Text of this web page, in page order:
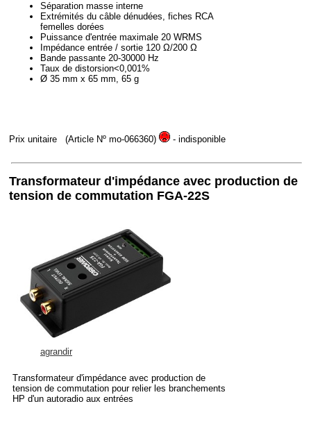
Séparation masse interne
Extrémités du câble dénudées, fiches RCA
femelles dorées
Puissance d'entrée maximale 20 WRMS
Impédance entrée / sortie 120 Ω/200 Ω
Bande passante 20-30000 Hz
Taux de distorsion<0,001%
Ø 35 mm x 65 mm, 65 g
Prix unitaire (Article Nº mo-066360) - indisponible
Transformateur d'impédance avec production de
tension de commutation FGA-22S
agrandir
Transformateur d'impédance avec production de
tension de commutation pour relier les branchements
HP d'un autoradio aux entrées